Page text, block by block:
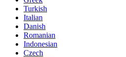
Turkish
Italian
Danish
Romanian
Indonesian
Czech